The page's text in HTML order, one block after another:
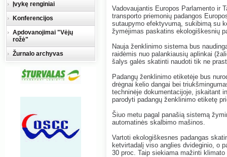
Vadovaujantis Europos Parlamento ir
transporto priemonių padangos
sutaupymo efektyvumą, sukibimą su
žymėjimas paskatins ekologiškesnių
Nauja ženklinimo sistema bus
raidėmis nuo palankiausių aplinkai
šalys galės skatinti naudoti tik ne
Padangų ženklinimo etiketėje bus
drėgnai kelio dangai bei
techninėje dokumentacijoje, įskaitant
parodyti padangų ženklinimo etiketę
Šiuo metu pagal panašią sistemą
automatinės skalbimo mašinos.
Vartoti ekologiškesnes padangas
ketvirtadalį viso anglies dvideginio, o
30 proc. Taip siekiama mažinti
Įvykę renginiai
Konferencijos
Apdovanojimai "Vėjų
rožė"
Žurnalo archyvas